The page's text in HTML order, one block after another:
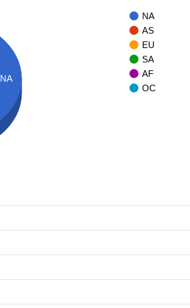
NA
AS
EU
SA
AF
OC
NA